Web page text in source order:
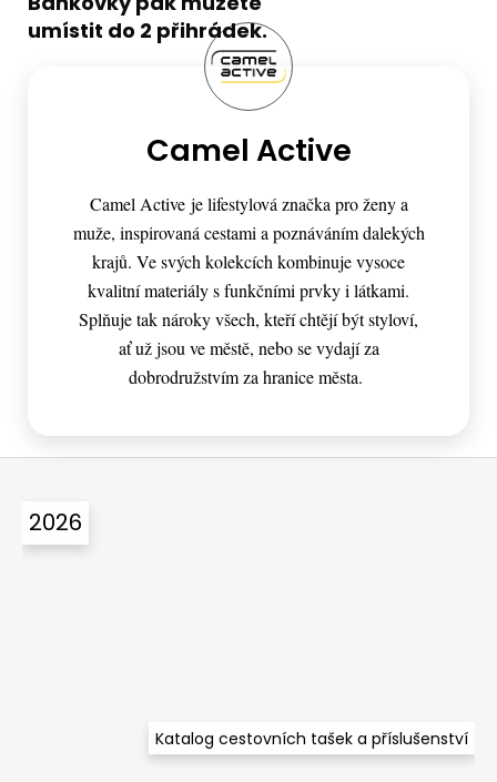
umístit do 2 přihrádek.
Camel Active
Camel Active je lifestylová značka pro ženy a
muže, inspirovaná cestami a poznáváním dalekých
krajů. Ve svých kolekcích kombinuje vysoce
kvalitní materiály s funkčními prvky i látkami.
Splňuje tak nároky všech, kteří chtějí být styloví,
ať už jsou ve městě, nebo se vydají za
dobrodružstvím za hranice města.
Z
2026
Katalog cestovních tašek a příslušenství